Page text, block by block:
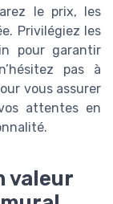
le prix, les
Privilégiez les
pour garantir
pas à
vous assurer
attentes en
valeur